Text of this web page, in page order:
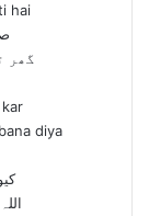
hai
گھر
diya